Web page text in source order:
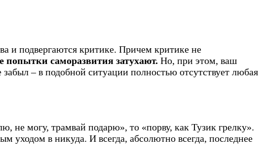
и подвергаются критике. Причем критике не
саморазвития затухают. Но, при этом, ваш
– в подобной ситуации полностью отсутствует любая
не могу, трамвай подарю», то «порву, как Тузик грелку».
уходом в никуда. И всегда, абсолютно всегда, последнее